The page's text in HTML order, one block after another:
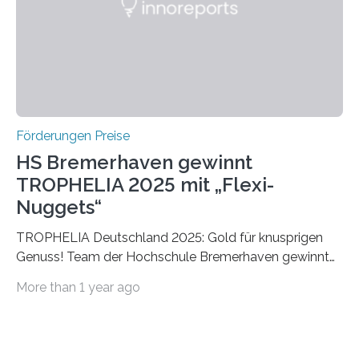
Foundation, des BIAL Award in Biomedicine ist in
Förderungen Preise
HS Bremerhaven gewinnt
TROPHELIA 2025 mit „Flexi-
Nuggets“
TROPHELIA Deutschland 2025: Gold für knusprigen
Genuss! Team der Hochschule Bremerhaven gewinnt
ECOTROPHELIAMit der Produktidee “Flexi-Nuggets”
More than 1 year ago